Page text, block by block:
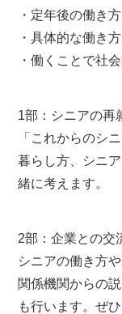
・定年後の働き
・具体的な働き
・働くことで社
1部：シニアの再
「これからのシ
暮らし方、シニ
緒に考えます。
2部：企業との交
シニアの働き方
関係機関からの
も行います。ぜ